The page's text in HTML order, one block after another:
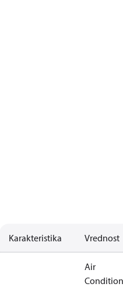
Karakteristika Vrednost
Air